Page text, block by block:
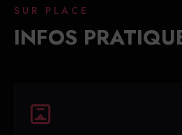
SUR PLACE
INFOS